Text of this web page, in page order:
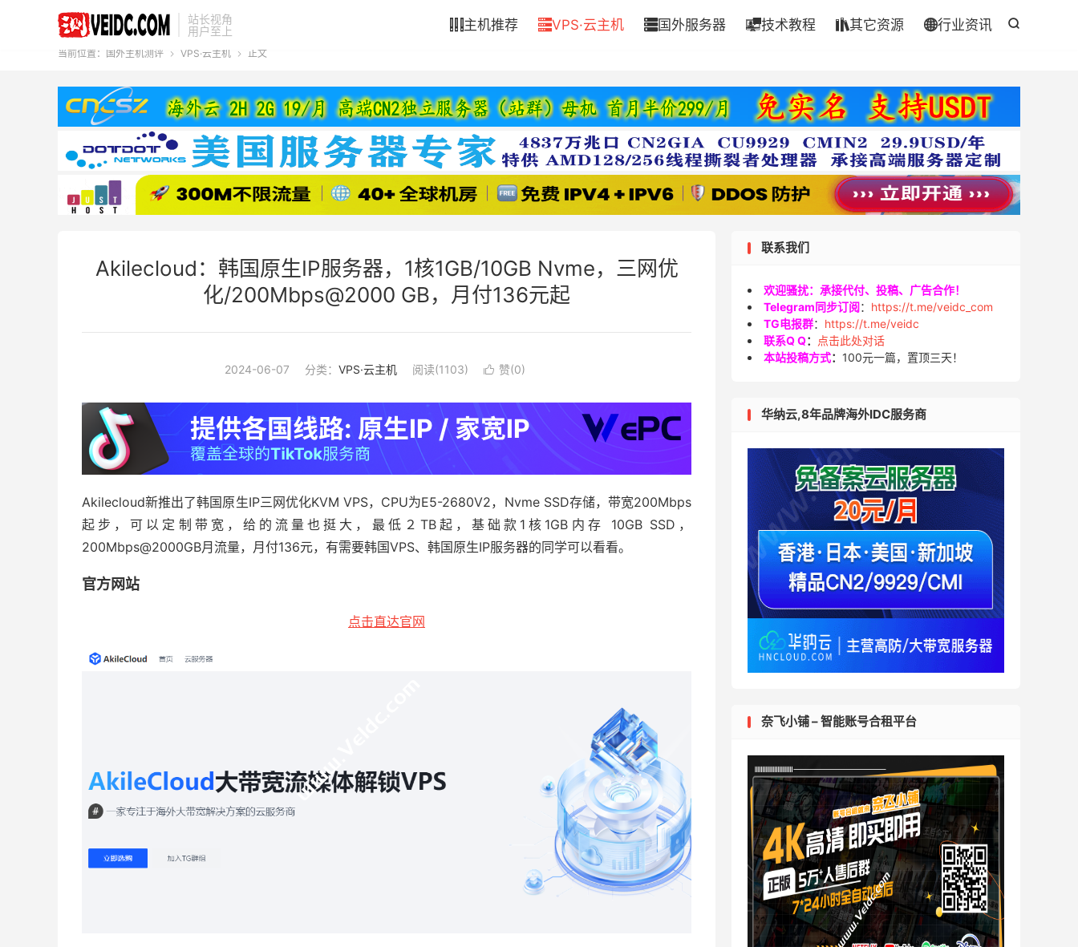
站长视角
用户至上

主机推荐 VPS·云主机 国外服务器 技术教程 其它资源 行业资讯
当前位置： 国外主机测评  VPS·云主机  正文
Akilecloud：韩国原生IP服务器，1核1GB/10GB Nvme，三网优
化/200Mbps@2000 GB，月付136元起
2024-06-07 分类： VPS·云主机 阅读(1103)  赞(0)
Akilecloud新推出了韩国原生IP三网优化KVM VPS，CPU为E5-2680V2，Nvme SSD存储，带宽200Mbps
起步，可以定制带宽，给的流量也挺大，最低２TB起，基础款1核1GB内存 10GB SSD，
200Mbps@2000GB月流量，月付136元，有需要韩国VPS、韩国原生IP服务器的同学可以看看。
官方网站
点击直达官网
联系我们
欢迎骚扰：承接代付、投稿、广告合作！
Telegram同步订阅： https://t.me/veidc_com
TG电报群： https://t.me/veidc
联系Q Q：
点击此处对话
本站投稿方式： 100元一篇，置顶三天！
华纳云,8年品牌海外IDC服务商
奈飞小铺 – 智能账号合租平台